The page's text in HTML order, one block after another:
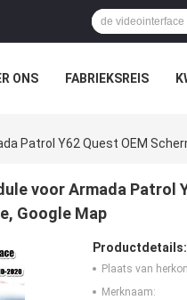
ONS FABRIEKSREIS
Patrol Y62 Quest OEM
voor Armada Patrol
Google Map
Productdetails:
Plaats van
Merknaam: